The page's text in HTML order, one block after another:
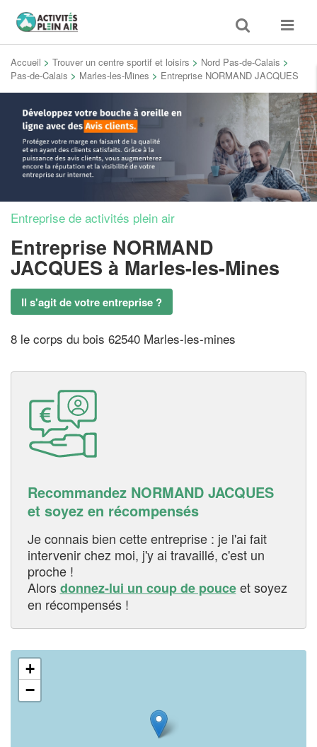
Toggle
search
Toggle
Accueil > Trouver un centre sportif et loisirs > Nord Pas-de-Calais >
Pas-de-Calais > Marles-les-Mines > Entreprise NORMAND JACQUES
Entreprise de activités plein air
Entreprise NORMAND
JACQUES à Marles-les-Mines
Il s'agit de votre entreprise ?
8 le corps du bois 62540 Marles-les-mines
Recommandez NORMAND JACQUES
et soyez en récompensés
Je connais bien cette entreprise : je l'ai fait
intervenir chez moi, j'y ai travaillé, c'est un
proche !
Alorsdonnez-lui un coup de pouceet soyez
en récompensés !
+
−